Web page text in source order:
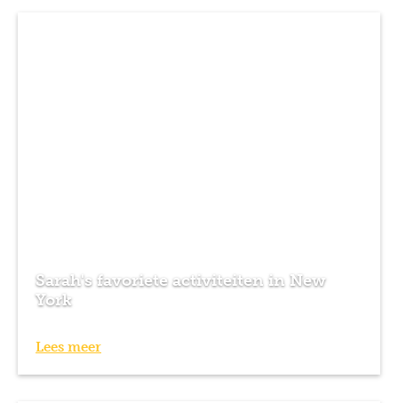
Sarah's favoriete activiteiten in New
York
Lees meer